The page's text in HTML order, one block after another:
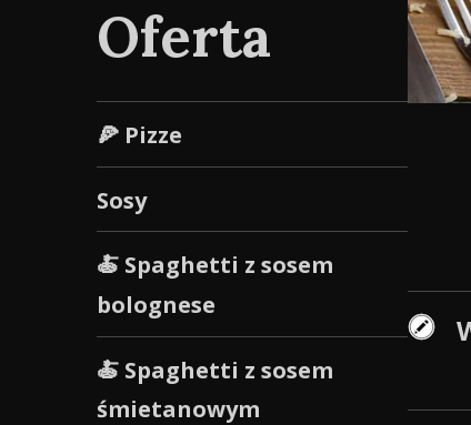
nie dajemy sosu w promocji.
Do wyboru pizze od 1-7
Oferta
🍕 Pizze
Sosy
🍝 Spaghetti z sosem
bolognese
🍝 Spaghetti z sosem
śmietanowym